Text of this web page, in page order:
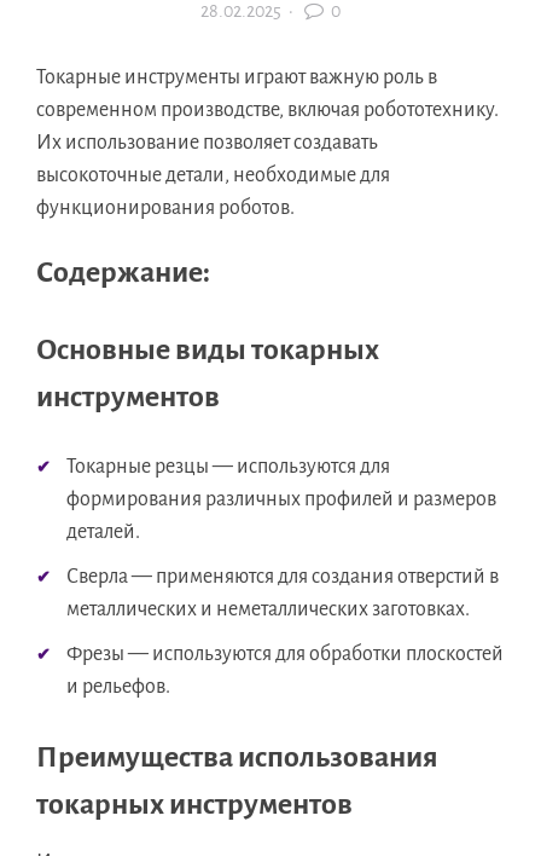
28.02.2025 · 0
Токарные инструменты играют важную роль в
современном производстве, включая робототехнику.
Их использование позволяет создавать
высокоточные детали, необходимые для
функционирования роботов.
Содержание:
Основные виды токарных
инструментов
Токарные резцы — используются для
формирования различных профилей и размеров
деталей.
Сверла — применяются для создания отверстий в
металлических и неметаллических заготовках.
Фрезы — используются для обработки плоскостей
и рельефов.
Преимущества использования
токарных инструментов